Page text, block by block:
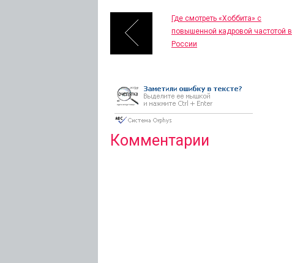
Где смотреть «Хоббита» с
повышенной кадровой частотой в
России
Комментарии